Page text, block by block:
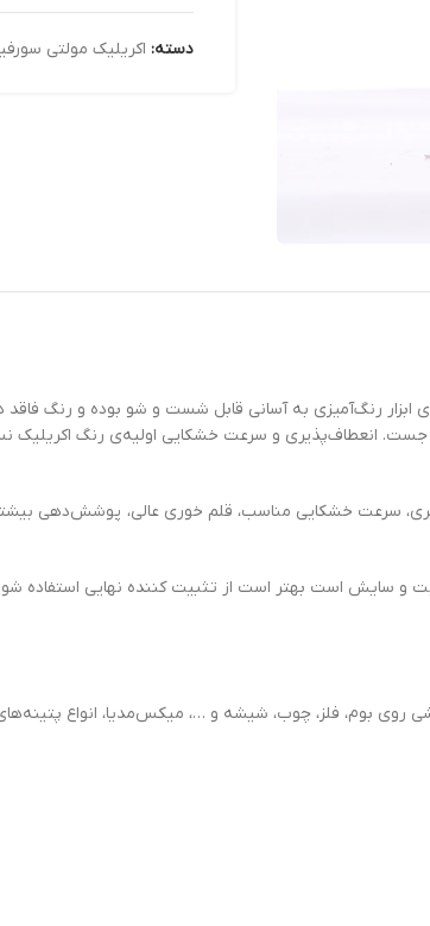
دسته: اکریلیک مولتی
رنگ‌آمیزی به آسانی قابل شست و شو بوده و رنگ فاقد
انعطاف‌پذیری و سرعت خشکایی اولیه‌ی رنگ
سرعت خشکایی مناسب، قلم خوری عالی،
سایش است بهتر است از تثبیت کننده نهایی استفاده
بوم، فلز، چوب، شیشه و …، میکس‌مدیا، انواع